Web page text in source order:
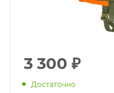
3 300 ₽
Достаточно